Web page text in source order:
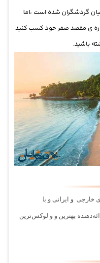
گردشگران شده است ،اما
ی مقصد صفر خود کسب کنید
باشید.
خارجی و ایرانی و با
بهترین و و لوکس‌ترین